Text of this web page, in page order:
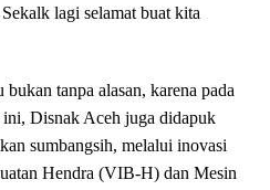
lagi selamat buat kita
tanpa alasan, karena pada
Disnak Aceh juga didapuk
sumbangsih, melalui inovasi
Hendra (VIB-H) dan Mesin